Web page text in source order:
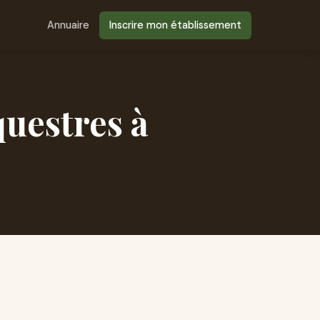
Annuaire Inscrire mon établissement
à